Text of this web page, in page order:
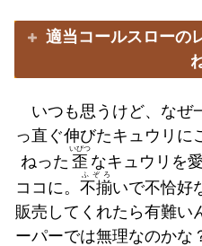
適当コールスローの
いつも思うけど、なぜ
っ直ぐ伸びたキュウリに
ねった 歪
いびつ
なキュウリを
ココに。 不揃
ふぞろ
いで不恰好
販売してくれたら有難い
ーパーでは無理なのかな